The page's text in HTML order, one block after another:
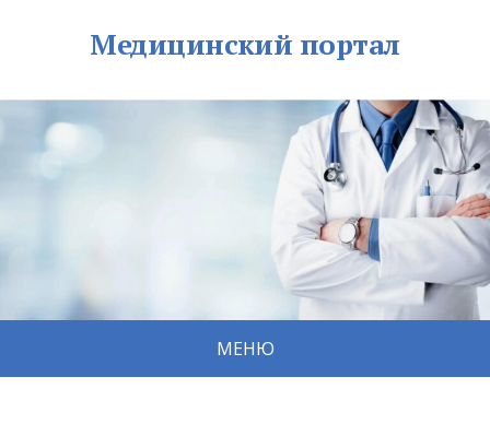
Медицинский портал
МЕНЮ